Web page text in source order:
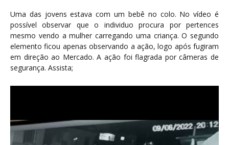
Uma das jovens estava com um bebê no colo. No vídeo é
possível observar que o individuo procura por pertences
mesmo vendo a mulher carregando uma criança. O segundo
elemento ficou apenas observando a ação, logo após fugiram
em direção ao Mercado. A ação foi flagrada por câmeras de
segurança. Assista;